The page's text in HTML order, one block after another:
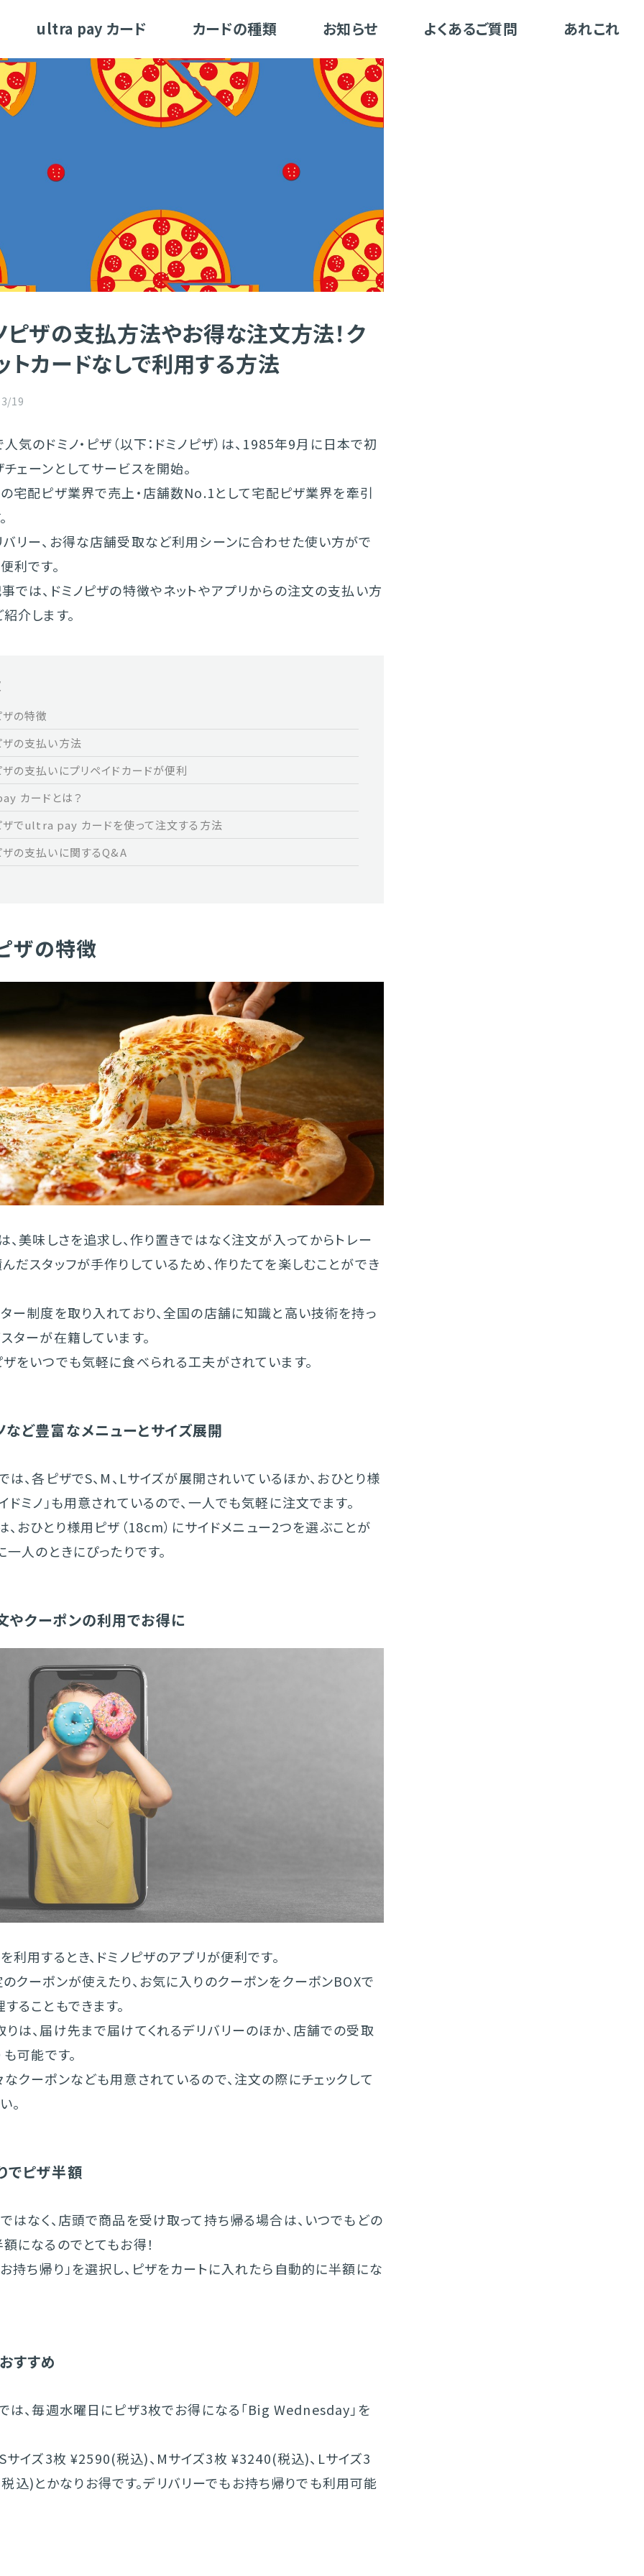
ultra pay カード カードの種類 お知らせ よくあるご質問 あれこれ
ピザの支払方法やお得な注文方法！ク
トカードなしで利用する方法
19
気のドミノ・ピザ（以下：ドミノピザ）は、1985年9月に日本で初
ェーンとしてサービスを開始。
宅配ピザ業界で売上・店舗数No.1として宅配ピザ業界を牽引
リー、お得な店舗受取など利用シーンに合わせた使い方がで
利です。
では、ドミノピザの特徴やネットやアプリからの注文の支払い方
介します。
ザの特徴
ザの支払い方法
ザの支払いにプリペイドカードが便利
カードとは？
ザでultra pay カードを使って注文する方法
ザの支払いに関するQ&A
ザの特徴
、美味しさを追求し、作り置きではなく注文が入ってからトレー
だスタッフが手作りしているため、作りたてを楽しむことができ
ー制度を取り入れており、全国の店舗に知識と高い技術を持っ
ターが在籍しています。
をいつでも気軽に食べられる工夫がされています。
など豊富なメニューとサイズ展開
は、各ピザでS、M、Lサイズが展開されいているほか、おひとり様
ドミノ」も用意されているので、一人でも気軽に注文でます。
、おひとり様用ピザ（18cm）にサイドメニュー2つを選ぶことが
一人のときにぴったりです。
やクーポンの利用でお得に
利用するとき、ドミノピザのアプリが便利です。
クーポンが使えたり、お気に入りのクーポンをクーポンBOXで
ることもできます。
は、届け先まで届けてくれるデリバリーのほか、店舗での受取
も可能です。
クーポンなども用意されているので、注文の際にチェックして
。
でピザ半額
はなく、店頭で商品を受け取って持ち帰る場合は、いつでもどの
になるのでとてもお得！
持ち帰り」を選択し、ピザをカートに入れたら自動的に半額にな
すすめ
は、毎週水曜日にピザ3枚でお得になる「Big Wednesday」を
サイズ3枚 ¥2590(税込)、Mサイズ3枚 ¥3240(税込)、Lサイズ3
込)とかなりお得です。デリバリーでもお持ち帰りでも利用可能